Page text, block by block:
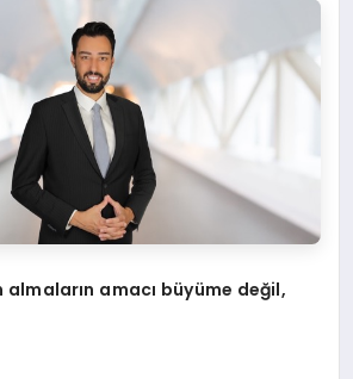
almaların amacı büyüme değil,